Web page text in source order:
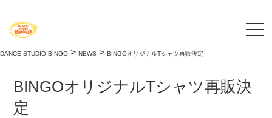
DANCE STUDIO BINGO > NEWS > BINGOオリジナルTシャツ再販決定
BINGOオリジナルTシャツ再販決
定